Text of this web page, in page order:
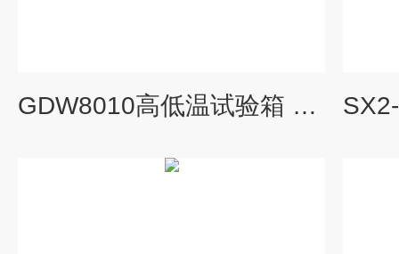
GDW8010高低温试验箱 坏境试验箱 上海试验箱